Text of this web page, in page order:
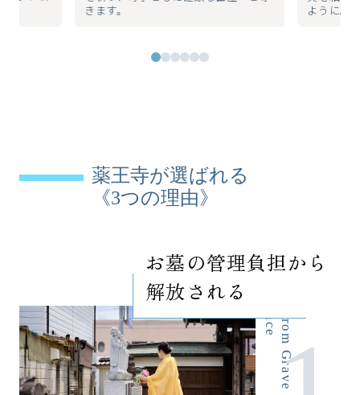
きます。
ように。
薬王寺が選ばれる
《3つの理由》
お墓の管理負担から
解放される
F
r
e
e
d
o
m
f
r
o
m
G
r
a
v
e
M
a
i
n
t
e
n
a
n
c
e